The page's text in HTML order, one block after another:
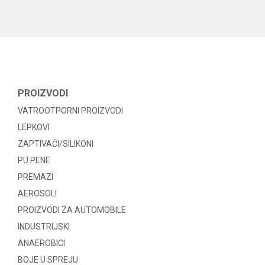
PROIZVODI
VATROOTPORNI PROIZVODI
LEPKOVI
ZAPTIVAČI/SILIKONI
PU PENE
PREMAZI
AEROSOLI
PROIZVODI ZA AUTOMOBILE
INDUSTRIJSKI
ANAEROBICI
BOJE U SPREJU